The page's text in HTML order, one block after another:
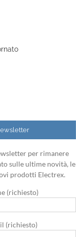
per rimanere
sulle ultime novità, le
prodotti Electrex.
(richiesto)
(richiesto)